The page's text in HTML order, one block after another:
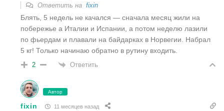
Ответить на fixin
Блять, 5 недель не качался — сначала месяц жили на
побережье а Италии и Испании, а потом неделю лазили
по фьердам и плавали на байдарках в Норвегии. Набрал
5 кг! Только начинаю обратно в рутину входить.
2 Ответить
Автор
fixin 11 месяцев назад